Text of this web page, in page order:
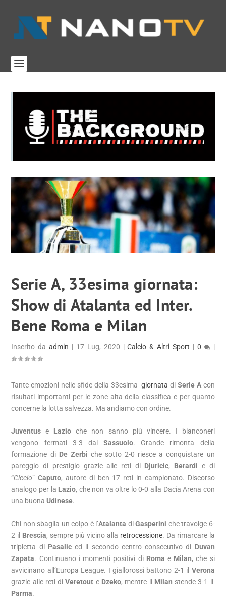
Serie A, 33esima giornata:
Show di Atalanta ed Inter.
Bene Roma e Milan
Inserito daadmin | 17 Lug, 2020 |Calcio & Altri Sport | 0 |
Tante emozioni nelle sfide della 33esimagiornata di Serie Acon
risultati importanti per le zone alta della classifica e per quanto
concerne la lotta salvezza. Ma andiamo con ordine.
Juventus e Lazio che non sanno più vincere. I bianconeri
vengono fermati 3-3 dalSassuolo. Grande rimonta della
formazione di De Zerbi che sotto 2-0 riesce a conquistare un
pareggio di prestigio grazie alle reti di Djuricic, Berardi e di
“Ciccio”Caputo, autore di ben 17 reti in campionato. Discorso
analogo per la Lazio, che non va oltre lo 0-0 alla Dacia Arena con
una buonaUdinese.
Chi non sbaglia un colpo è l’Atalanta diGasperini che travolge 6-
2 il Brescia, sempre più vicino alla retrocessione. Da rimarcare la
tripletta di Pasaliced il secondo centro consecutivo di Duvan
Zapata. Continuano i momenti positivi di Roma e Milan, che si
avvicinano all’Europa League. I giallorossi battono 2-1 il Verona
grazie alle reti diVeretout e Dzeko, mentre il Milan stende 3-1 il
Parma.